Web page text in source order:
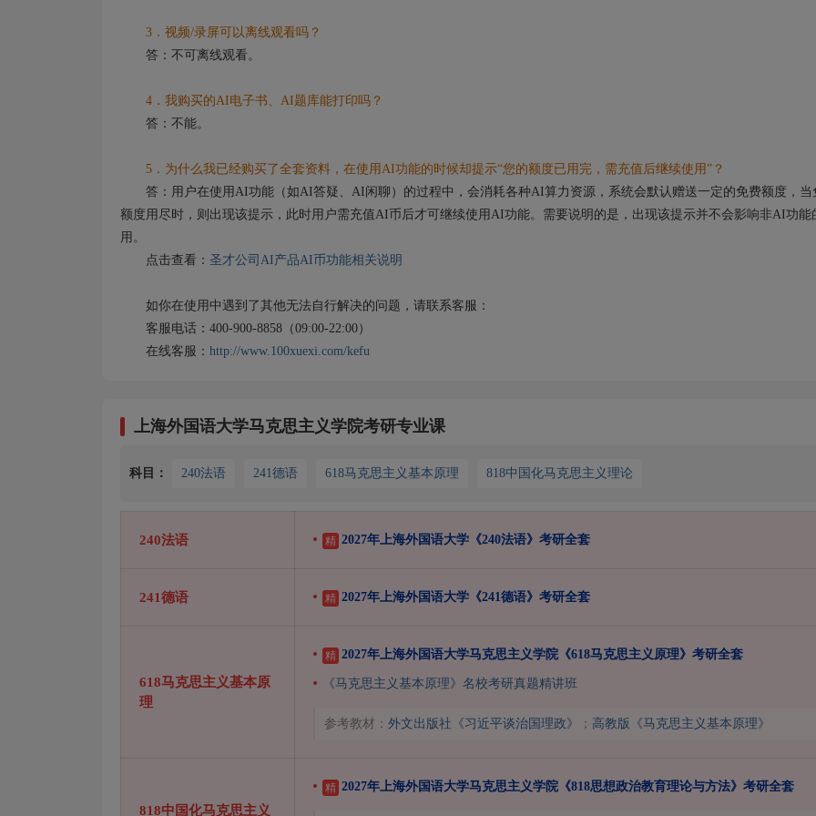
3．视频/录屏可以离线观看吗？
答：不可离线观看。
4．我购买的AI电子书、AI题库能打印吗？
答：不能。
5．为什么我已经购买了全套资料，在使用AI功能的时候却提示“您的额度已用完，需充值后继续使用”？
答：用户在使用AI功能（如AI答疑、AI闲聊）的过程中，会消耗各种AI算力资源，系统会默认赠送一定的免费额度，当
额度用尽时，则出现该提示，此时用户需充值AI币后才可继续使用AI功能。需要说明的是，出现该提示并不会影响非AI功能
用。
点击查看： 圣才公司AI产品AI币功能相关说明
如你在使用中遇到了其他无法自行解决的问题，请联系客服：
客服电话：400-900-8858（09:00-22:00）
在线客服： http://www.100xuexi.com/kefu
上海外国语大学马克思主义学院考研专业课
科目： 240法语 241德语 618马克思主义基本原理 818中国化马克思主义理论
240法语 精 2027年上海外国语大学《240法语》考研全套
241德语 精 2027年上海外国语大学《241德语》考研全套
618马克思主义基本原
理
精 2027年上海外国语大学马克思主义学院《618马克思主义原理》考研全套
《马克思主义基本原理》名校考研真题精讲班
参考教材： 外文出版社《习近平谈治国理政》 ； 高教版《马克思主义基本原理》
818中国化马克思主义
精 2027年上海外国语大学马克思主义学院《818思想政治教育理论与方法》考研全套